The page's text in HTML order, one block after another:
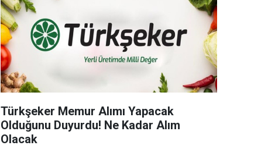
Türkşeker Memur Alımı Yapacak
Olduğunu Duyurdu! Ne Kadar Alım
Olacak